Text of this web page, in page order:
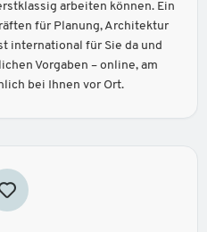
arbeiten können. Ein
für Planung, Architektur
international für Sie da und
Vorgaben – online, am
bei Ihnen vor Ort.